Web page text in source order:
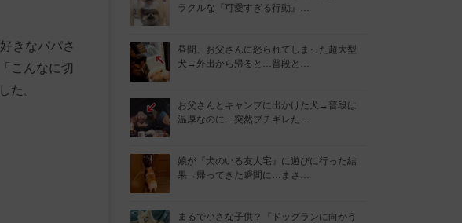
きなパパさ
こんなに切
た。
ラクルな『可愛すぎる行動』…
昼間、お父さんに怒られてしまった超大型
犬→外出から帰ると…普段と…
お父さんとキャンプに出かけた犬→普段は
温厚なのに…突然ブチギレた…
娘が『犬のいる友人宅』に遊びに行った結
果→帰ってきた瞬間に…まさ…
まるで小さな子供？『ドッグランに向かう